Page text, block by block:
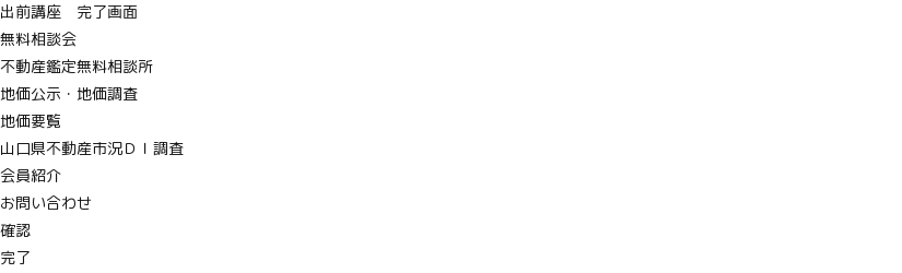
出前講座 完了画面
無料相談会
不動産鑑定無料相談所
地価公示・地価調査
地価要覧
山口県不動産市況ＤＩ調査
会員紹介
お問い合わせ
確認
完了